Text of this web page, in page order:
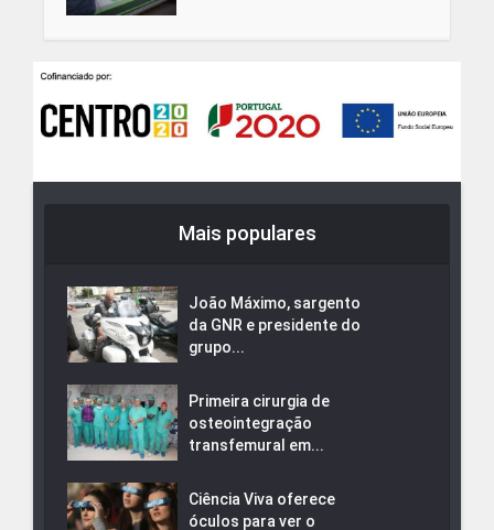
Mais populares
João Máximo, sargento
da GNR e presidente do
grupo...
Primeira cirurgia de
osteointegração
transfemural em...
Ciência Viva oferece
óculos para ver o